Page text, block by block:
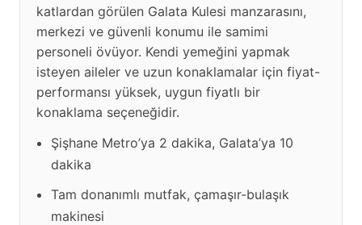
katlardan görülen Galata Kulesi manzarasını,
merkezi ve güvenli konumu ile samimi
personeli övüyor. Kendi yemeğini yapmak
isteyen aileler ve uzun konaklamalar için fiyat-
performansı yüksek, uygun fiyatlı bir
konaklama seçeneğidir.
Şişhane Metro’ya 2 dakika, Galata’ya 10
dakika
Tam donanımlı mutfak, çamaşır-bulaşık
makinesi